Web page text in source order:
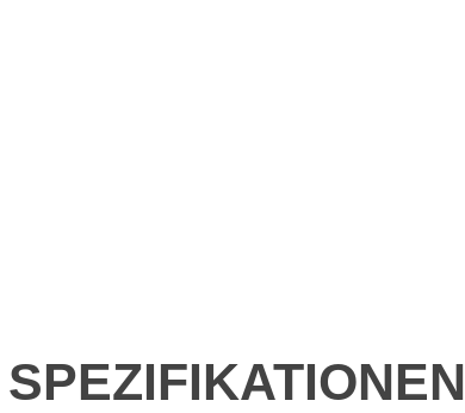
SPEZIFIKATIONEN